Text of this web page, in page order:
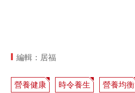
編輯：居福
營養健康 時令養生 營養均衡